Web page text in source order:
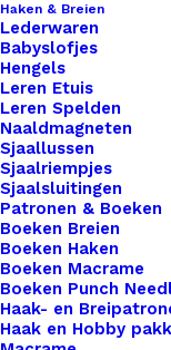
Haken & Breien
Lederwaren
Babyslofjes
Hengels
Leren Etuis
Leren Spelden
Naaldmagneten
Sjaallussen
Sjaalriempjes
Sjaalsluitingen
Patronen & Boeken
Boeken Breien
Boeken Haken
Boeken Macrame
Boeken Punch
Haak- en
Haak en Hobby
Cernit klei. Met
veelzijdigheid
zowel
klei staat
textuur,
te manipuleren
sieraad wilt
miniaturen wilt
perfecte basis
4 op voorraad